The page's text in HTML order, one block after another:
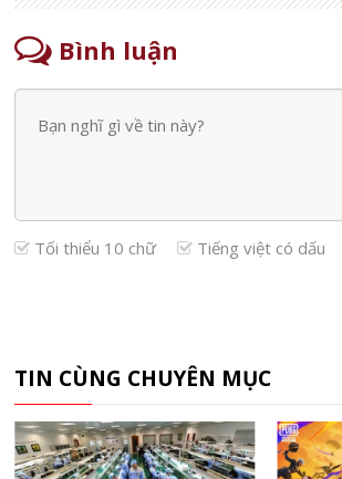
Bình luận
Tối thiểu 10 chữ Tiếng việt có dấu
TIN CÙNG CHUYÊN MỤC